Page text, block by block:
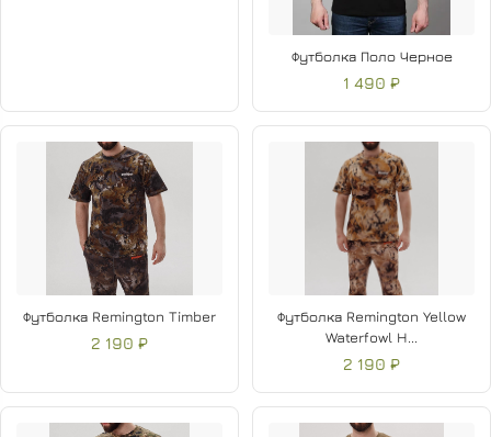
Футболка Поло Черное
1 490 ₽
Футболка Remington Timber
2 190 ₽
Футболка Remington Yellow
Waterfowl H...
2 190 ₽